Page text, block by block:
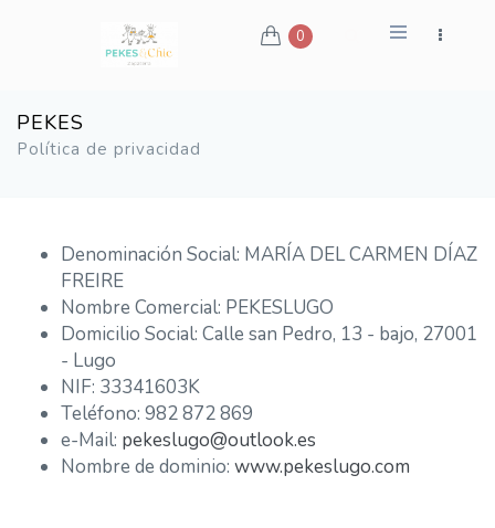
0
PEKES
Política de privacidad
Denominación Social: MARÍA DEL CARMEN DÍAZ
FREIRE
Nombre Comercial: PEKESLUGO
Domicilio Social: Calle san Pedro, 13 - bajo, 27001
- Lugo
NIF: 33341603K
Teléfono: 982 872 869
e-Mail: pekeslugo@outlook.es
Nombre de dominio: www.pekeslugo.com